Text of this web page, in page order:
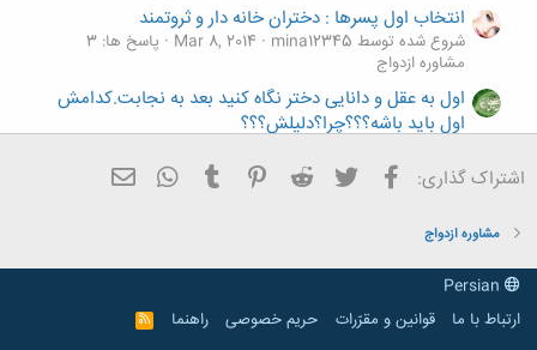
انتخاب اول پسرها : دختران خانه دار و ثروتمند
شروع شده توسط mina12345 Mar 8, 2014
پاسخ ها: 3
مشاوره ازدواج
اول به عقل و دانایی دختر نگاه کنید بعد به نجابت.کدامش
اول باید باشه؟؟؟چرا؟دلیلش؟؟؟
مشاوره ازدواج
شروع شده توسط mina12345
مشاوره ازدواج
اشتراک گذاری: فیسبوک تویتر Reddit
Pinterest
Tumblr
WhatsApp
مشاوره ازدواج
ارتباط با ما
قوانین و مقرّرات حریم خصوصی راهنما
R
S